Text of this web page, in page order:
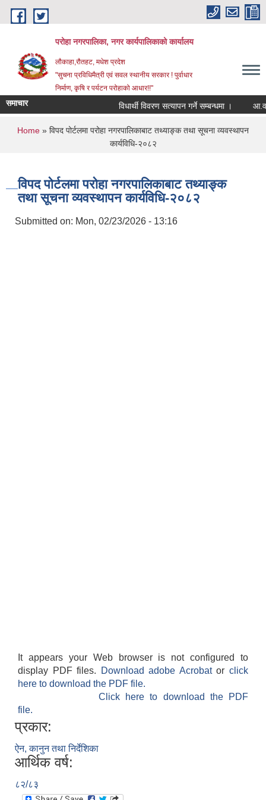
Skip to main content
परोहा नगरपालिका, नगर कार्यपालिकाको कार्यालय
लौकाहा,रौतहट, मधेश प्रदेश
"सुचना प्रविधिमैत्री एवं सवल स्थानीय सरकार ! पुर्वाधार
निर्माण, कृषि र पर्यटन परोहाको आधार!!"
समाचार विधार्थी विवरण सत्यापन गर्ने सम्बन्धमा ।
You are here
Home » विपद पोर्टलमा परोहा नगरपालिकाबाट तथ्याङ्क तथा सूचना व्यवस्थापन
कार्यविधि-२०८२
विपद पोर्टलमा परोहा नगरपालिकाबाट तथ्याङ्क
तथा सूचना व्यवस्थापन कार्यविधि-२०८२
Submitted on: Mon, 02/23/2026 - 13:16
It appears your Web browser is not configured to
display PDF files.
Download adobe Acrobatorclick
here to download the PDF file.
Click here to download the PDF
file.
प्रकार:
ऐन, कानुन तथा निर्देशिका
आर्थिक वर्ष:
८२/८३